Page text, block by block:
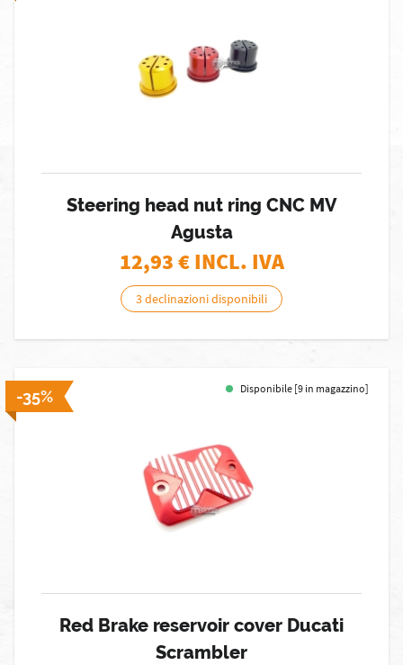
Steering head nut ring CNC MV
Agusta
12,93€ INCL. IVA
3 declinazioni disponibili
-35% Disponibile [9 in magazzino]
Red Brake reservoir cover Ducati
Scrambler